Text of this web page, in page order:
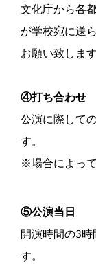
文化庁から各
が学校宛に送
お願い致しま
④打ち合わせ
公演に際して
す。
※場合によっ
⑤公演当日
開演時間の3
す。